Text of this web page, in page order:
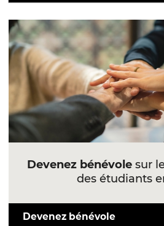
Devenez bénévolesur
des étudiants
Devenez bénévole